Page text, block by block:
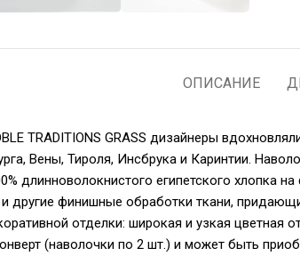
ОПИСАНИЕ
TRADITIONS GRASS дизайнеры
Вены, Тироля, Инсбрука и Каринтии.
длинноволокнистого египетского хлопка
другие финишные обработки ткани,
отделки: широкая и узкая цветная
(наволочки по 2 шт.) и может быть